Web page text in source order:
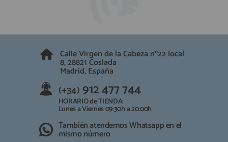
(+34) 912 477 744
HORARIO de TIENDA:
Lunes a Viernes 09:30h a 20:00h
También atendemos Whatsapp
info@preciosadictos.com
Calle Virgen de la Cabeza nº22 local
8, 28821 Coslada
Madrid, España
(+34) 912 477 744
HORARIO de TIENDA:
Lunes a Viernes 09:30h a 20:00h
También atendemos Whatsapp en el
mismo número